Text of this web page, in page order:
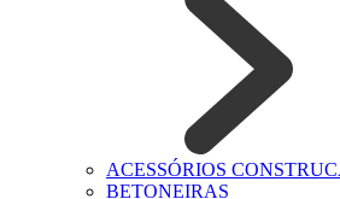
ACESSÓRIOS
BETONEIRAS